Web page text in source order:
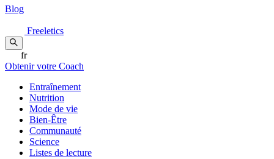
Blog
Freeletics
fr
Obtenir votre Coach
Entraînement
Nutrition
Mode de vie
Bien-Être
Communauté
Science
Listes de lecture